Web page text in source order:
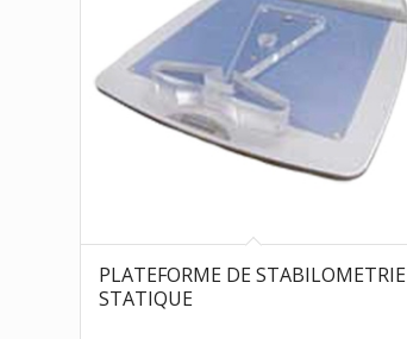
PLATEFORME DE STABILOMETRIE
STATIQUE